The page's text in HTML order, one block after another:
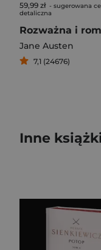
59,99 zł - sugerowana
detaliczna
Jane Austen
7,1 (24676)
Inne